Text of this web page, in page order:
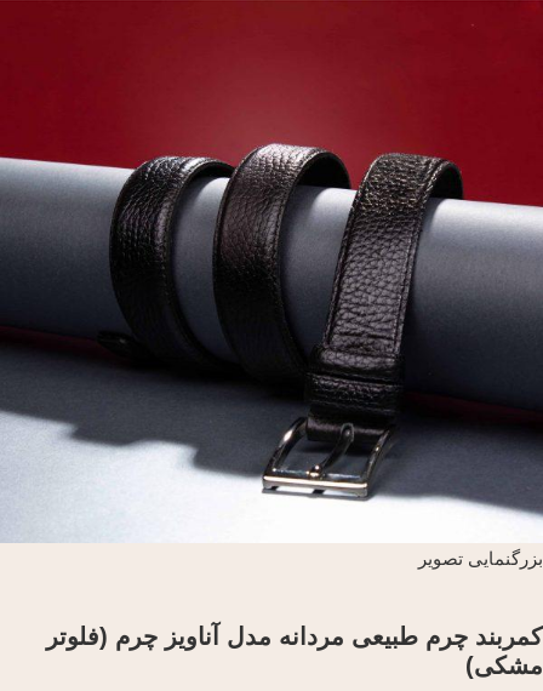
بزرگنمایی تصویر
کمربند چرم طبیعی مردانه مدل آناویز چرم (فلوتر
مشکی)